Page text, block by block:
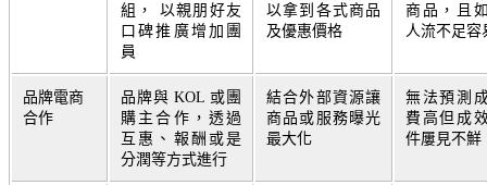
組， 以親朋好友
口碑推廣增加團
員
以拿到各式商品
及優惠價格
商品，且
人流不足容
品牌電商
合作
品牌與 KOL 或團
購主合作，透過
互惠、報酬或是
分潤等方式進行
結合外部資源讓
商品或服務曝光
最大化
無法預測
費高但成
件屢見不鮮